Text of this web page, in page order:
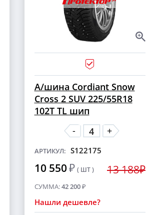
А/шина Cordiant Snow
Cross 2 SUV 225/55R18
102T TL шип
-
+
АРТИКУЛ: S122175
10 550₽ ( ШТ ) 13 188₽
СУММА:42 200₽
Нашли дешевле?